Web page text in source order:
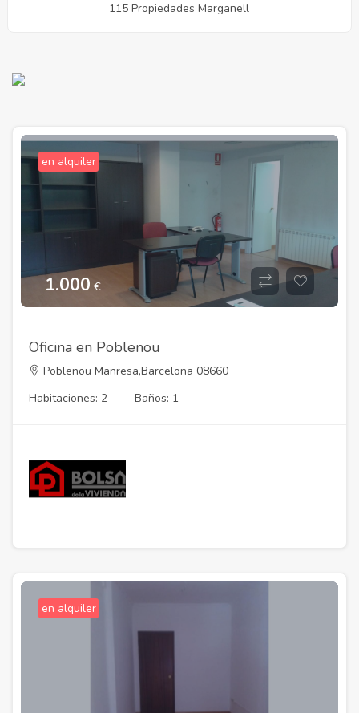
115 Propiedades Marganell
en alquiler
1.000 €
Oficina en Poblenou
Poblenou Manresa,Barcelona 08660
Habitaciones: 2
Baños: 1
en alquiler